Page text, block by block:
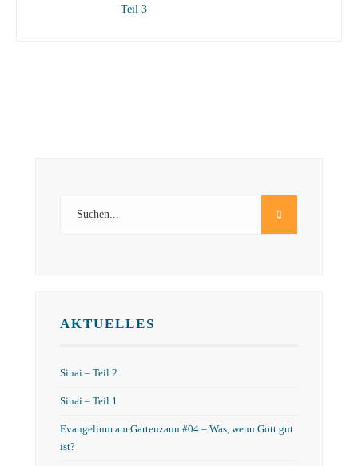
Teil 3
AKTUELLES
Sinai – Teil 2
Sinai – Teil 1
Evangelium am Gartenzaun #04 – Was, wenn Gott gut
ist?